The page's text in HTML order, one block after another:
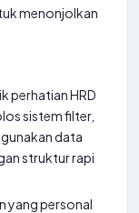
menonjolkan
perhatian HRD
sistem filter,
data
struktur rapi
yang personal